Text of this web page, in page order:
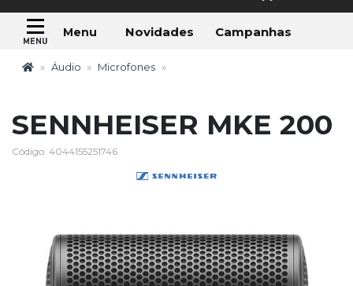
Menu Novidades Campanhas
Áudio Microfones
SENNHEISER MKE 200
Código: 4044155251746